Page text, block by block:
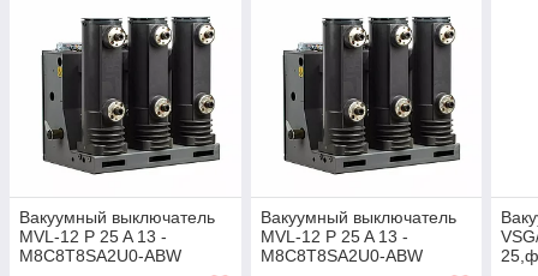
Вакуумный выключатель
MVL-12 P 25 A 13 -
M8C8T8SA2U0-ABW
Вакуумный выключатель
MVL-12 P 25 A 13 -
M8C8T8SA2U0-ABW